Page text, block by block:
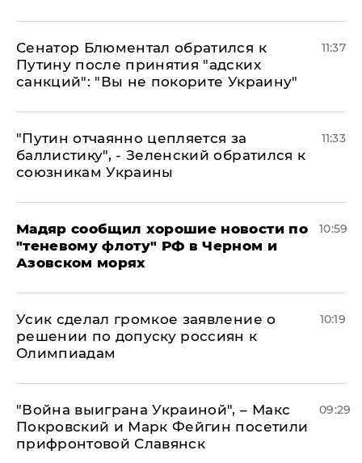
Сенатор Блюментал обратился к
Путину после принятия "адских
санкций": "Вы не покорите Украину"
11:37
"Путин отчаянно цепляется за
баллистику", - Зеленский обратился к
союзникам Украины
11:33
Мадяр сообщил хорошие новости по
"теневому флоту" РФ в Черном и
Азовском морях
10:59
Усик сделал громкое заявление о
решении по допуску россиян к
Олимпиадам
10:19
"Война выиграна Украиной", – Макс
Покровский и Марк Фейгин посетили
прифронтовой Славянск
09:29